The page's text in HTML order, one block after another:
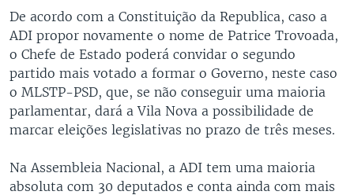
De acordo com a Constituição da Republica, caso a
ADI propor novamente o nome de Patrice Trovoada,
o Chefe de Estado poderá convidar o segundo
partido mais votado a formar o Governo, neste caso
o MLSTP-PSD, que, se não conseguir uma maioria
parlamentar, dará a Vila Nova a possibilidade de
marcar eleições legislativas no prazo de três meses.
Na Assembleia Nacional, a ADI tem uma maioria
absoluta com 30 deputados e conta ainda com mais